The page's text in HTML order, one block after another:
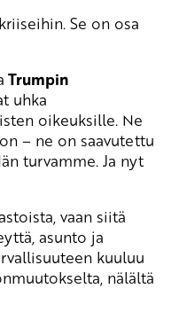
Se on osa
Trumpin
uhka
oikeuksille. Ne
– ne on saavutettu
turvamme. Ja nyt
vaan siitä
asunto ja
kuuluu
nälältä